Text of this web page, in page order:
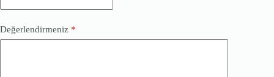
Değerlendirmeniz *